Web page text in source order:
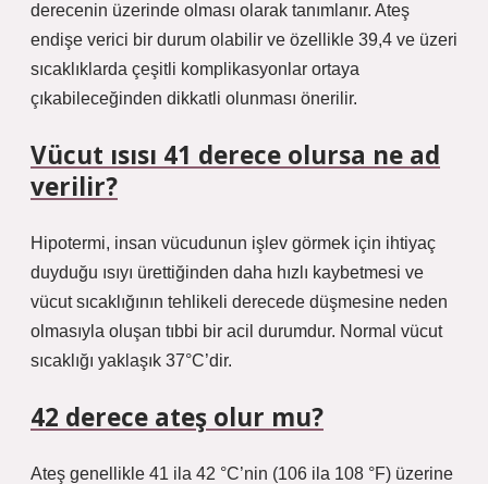
derecenin üzerinde olması olarak tanımlanır. Ateş
endişe verici bir durum olabilir ve özellikle 39,4 ve üzeri
sıcaklıklarda çeşitli komplikasyonlar ortaya
çıkabileceğinden dikkatli olunması önerilir.
Vücut ısısı 41 derece olursa ne ad
verilir?
Hipotermi, insan vücudunun işlev görmek için ihtiyaç
duyduğu ısıyı ürettiğinden daha hızlı kaybetmesi ve
vücut sıcaklığının tehlikeli derecede düşmesine neden
olmasıyla oluşan tıbbi bir acil durumdur. Normal vücut
sıcaklığı yaklaşık 37°C’dir.
42 derece ateş olur mu?
Ateş genellikle 41 ila 42 °C’nin (106 ila 108 °F) üzerine